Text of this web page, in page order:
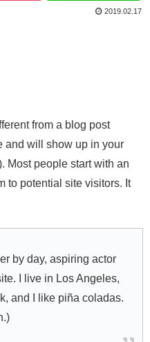
2019.02.17
from a blog post
and will show up in your
Most people start with an
to potential site visitors. It
by day, aspiring actor
I live in Los Angeles,
and I like piña coladas.